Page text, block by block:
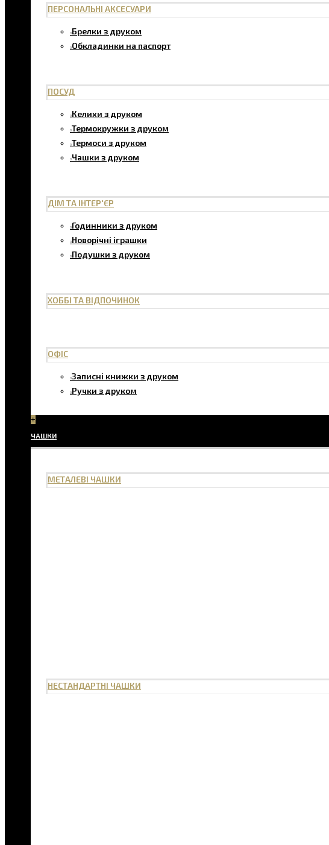
ПЕРСОНАЛЬНІ АКСЕСУАРИ
Брелки з друком
Обкладинки на паспорт
ПОСУД
Келихи з друком
Термокружки з друком
Термоси з друком
Чашки з друком
ДІМ ТА ІНТЕР'ЄР
Годинники з друком
Новорічні іграшки
Подушки з друком
ХОББІ ТА ВІДПОЧИНОК
ОФІС
Записні книжки з друком
Ручки з друком
+
ЧАШКИ
МЕТАЛЕВІ ЧАШКИ
НЕСТАНДАРТНІ ЧАШКИ